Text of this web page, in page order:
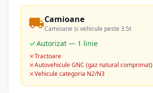
Camioane
Camioane și vehicule peste 3.5t
Autorizat — 1 linie
Tractoare
Autovehicule GNC (gaz natural comprimat)
Vehicule categoria N2/N3